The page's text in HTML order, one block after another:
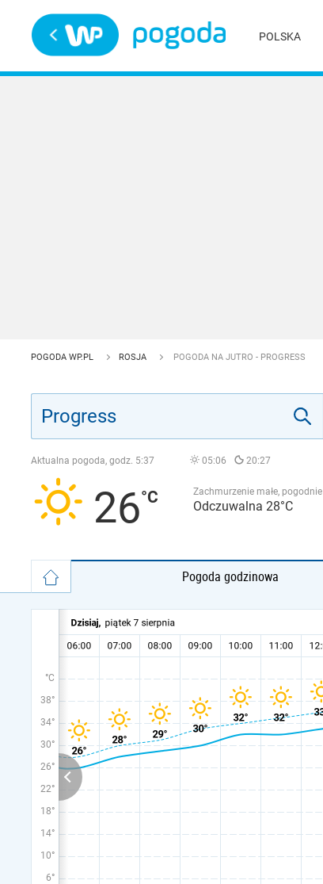
POLSKA
POGODA WP.PL ROSJA POGODA NA JUTRO - PROGRESS
Aktualna pogoda, godz. 5:37 05:06 20:27
26 Zachmurzenie małe, pogodnie
Odczuwalna 28°C
Pogoda godzinowa
°C
38°
34°
30°
26°
22°
18°
14°
10°
6°